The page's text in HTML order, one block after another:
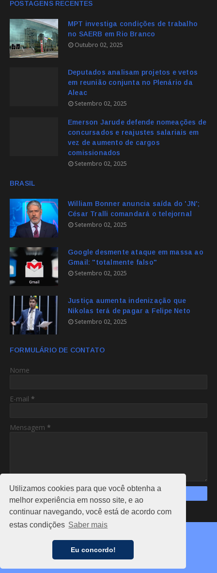
Utilizamos cookies para que você obtenha a
melhor experiência em nosso site, e ao
continuar navegando, você está de acordo com
estas condições Saber mais
Eu concordo!
POSTAGENS RECENTES
MPT investiga condições de trabalho
no SAERB em Rio Branco
Outubro 02, 2025
Deputados analisam projetos e vetos
em reunião conjunta no Plenário da
Aleac
Setembro 02, 2025
Emerson Jarude defende nomeações de
concursados e reajustes salariais em
vez de aumento de cargos
comissionados
Setembro 02, 2025
BRASIL
William Bonner anuncia saída do 'JN';
César Tralli comandará o telejornal
Setembro 02, 2025
Google desmente ataque em massa ao
Gmail: "totalmente falso"
Setembro 02, 2025
Justiça aumenta indenização que
Nikolas terá de pagar a Felipe Neto
Setembro 02, 2025
FORMULÁRIO DE CONTATO
Nome
E-mail *
Mensagem *
https://www.am24hs.com/
NOTÍCIAS FALE CONOSCO